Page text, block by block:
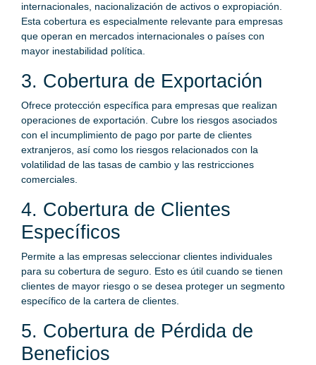
internacionales, nacionalización de activos o expropiación.
Esta cobertura es especialmente relevante para empresas
que operan en mercados internacionales o países con
mayor inestabilidad política.
3. Cobertura de Exportación
Ofrece protección específica para empresas que realizan
operaciones de exportación. Cubre los riesgos asociados
con el incumplimiento de pago por parte de clientes
extranjeros, así como los riesgos relacionados con la
volatilidad de las tasas de cambio y las restricciones
comerciales.
4. Cobertura de Clientes
Específicos
Permite a las empresas seleccionar clientes individuales
para su cobertura de seguro. Esto es útil cuando se tienen
clientes de mayor riesgo o se desea proteger un segmento
específico de la cartera de clientes.
5. Cobertura de Pérdida de
Beneficios